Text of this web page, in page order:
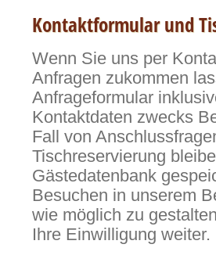
Kontaktformular und
Wenn Sie uns per
Anfragen zukommen
Anfrageformular
Kontaktdaten zwecks
Fall von
Tischreservierung
Gästedatenbank
Besuchen in unserem
wie möglich zu
Ihre Einwilligung weiter.